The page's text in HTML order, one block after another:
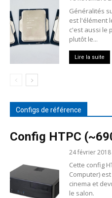
Généralités
est l'élément
c'est aussi le
plutôt le...
Lire la suite
Configs de référence
Config HTPC
24 février 2018
Cette config
Computer)
cinema et
le salon.